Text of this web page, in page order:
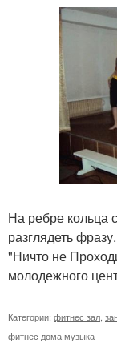
На ребре кольца
разглядеть фразу.
"Ничто не
молодежного
Категории: фитнес зал
фитнес дома музыка